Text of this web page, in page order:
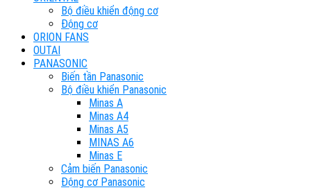
Bộ điều khiển động cơ
Động cơ
ORION FANS
OUTAI
PANASONIC
Biến tần Panasonic
Bộ điều khiển Panasonic
Minas A
Minas A4
Minas A5
MINAS A6
Minas E
Cảm biến Panasonic
Động cơ Panasonic